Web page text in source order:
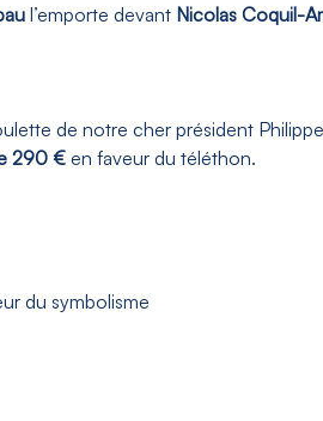
l’emporte devant Nicolas Coquil-
de notre cher président
290 € en faveur du téléthon.
du symbolisme